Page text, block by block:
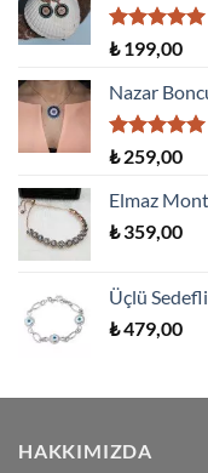
5 üzerinden
oy
aldı
₺199,00
Nazar
5 üzerinden
oy
aldı
₺259,00
Elmaz
₺359,00
Üçlü
₺479,00
HAKKIMIZDA